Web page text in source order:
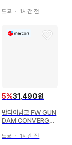
뮤지엄 한정판
도쿄 ・ 1시간 전
5%31,490원
반다이남코 FW GUN
DAM CONVERGE
O 더블오 라이저
도쿄 ・ 1시간 전